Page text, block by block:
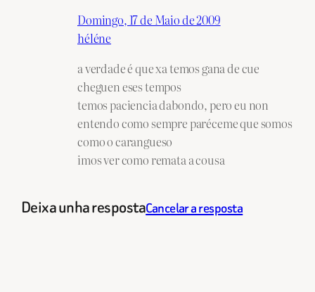
Domingo, 17 de Maio de 2009
héléne
a verdade é que xa temos gana de cue
cheguen eses tempos
temos paciencia dabondo, pero eu non
entendo como sempre paréceme que somos
como o carangueso
imos ver como remata a cousa
Deixa unha respostaCancelar a resposta